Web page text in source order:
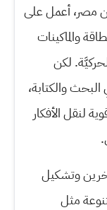
مصر، أعمل على
والماكينات
لكن
والكتابة،
لنقل الأفكار
وتشكيل
مثل